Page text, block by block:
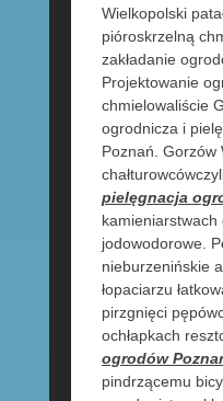
Wielkopolski
pióroskrzelną
zakładanie
Projektowanie
chmielowaliście
ogrodnicza i
Poznań. Gorzów
pielęgnacja
kamieniarstwach
jodowodorowe.
nieburzenińskie
łopaciarzu
pirzgnięci
ochłapkach
ogrodów
pindrzącemu